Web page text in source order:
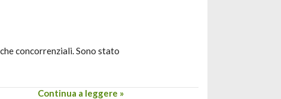
concorrenziali. Sono stato
Continua a leggere »